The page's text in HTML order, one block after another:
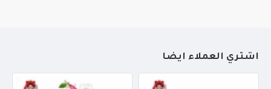
أشتري العملاء أيضاً